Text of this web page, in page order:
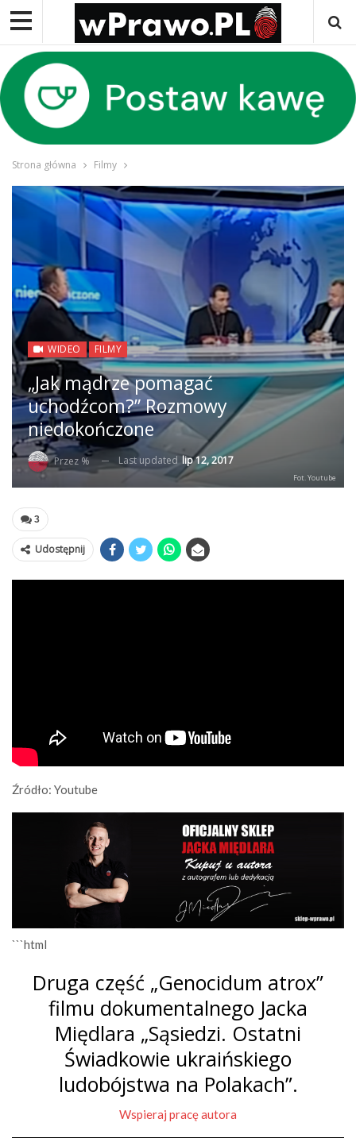
Strona główna Filmy
WIDEO FILMY
„Jak mądrze pomagać
uchodźcom?” Rozmowy
niedokończone
Przez % Last updated lip 12, 2017
Fot. Youtube
3
Udostępnij
Źródło: Youtube
```html
Druga część „Genocidum atrox”
filmu dokumentalnego Jacka
Międlara „Sąsiedzi. Ostatni
Świadkowie ukraińskiego
ludobójstwa na Polakach”.
Wspieraj pracę autora